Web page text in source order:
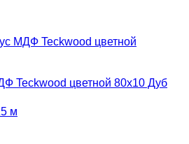
Teckwood цветной 80х10 Дуб